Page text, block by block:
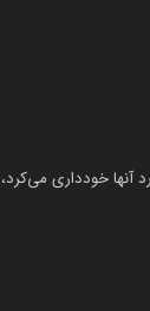
خودداری می‌کرد،